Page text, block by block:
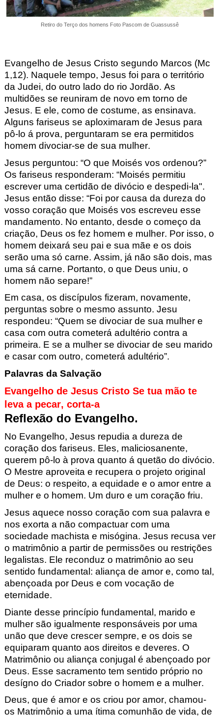
Retiro do Terço dos homens Foto Pascom de Guassussê
Evangelho de Jesus Cristo segundo Marcos (Mc
1,12). Naquele tempo, Jesus foi para o território
da Judei, do outro lado do rio Jordão. As
multidões se reuniram de novo em torno de
Jesus. E ele, como de costume, as ensinava.
Alguns fariseus se aploximaram de Jesus para
pô-lo á prova, perguntaram se era permitidos
homem divociar-se de sua mulher.
Jesus perguntou: “O que Moisés vos ordenou?”
Os fariseus responderam: “Moisés permitiu
escrever uma certidão de divócio e despedi-la".
Jesus então disse: “Foi por causa da dureza do
vosso coração que Moisés vos escreveu esse
mandamento. No entanto, desde o começo da
criação, Deus os fez homem e mulher. Por isso, o
homem deixará seu pai e sua mãe e os dois
serão uma só carne. Assim, já não são dois, mas
uma sá carne. Portanto, o que Deus uniu, o
homem não separe!”
Em casa, os discípulos fizeram, novamente,
perguntas sobre o mesmo assunto. Jesu
respondeu: “Quem se divociar de sua mulher e
casa com outra cometerá adu tério contra a
primeira. E se a mulher se divociar de seu marido
e casar com outro, cometerá adultério”.
Palavras da Salvação
Evangelho de Jesus Cristo Se tua mão te
leva a pecar, corta-a
Reflexão do Evangelho.
No Evangelho, Jesus repudia a dureza de
coração dos fariseus. Eles, maliciosanente,
querem pô-lo à prova quanto á quetão do divócio.
O Mestre aproveita e recupera o projeto original
de Deus: o respeito, a equidade e o amor entre a
mulher e o homem. Um duro e um coração friu.
Jesus aquece nosso coração com sua palavra e
nos exorta a não compactuar com uma
sociedade machista e misógina. Jesus recusa ver
o matrimônio a partir de permissões ou restrições
legalistas. Ele reconduz o matrimônio ao seu
sentido fundamental: aliança de amor e, como tal,
abençoada por Deus e com vocação de
eternidade.
Diante desse princípio fundamental, marido e
mulher são igualmente responsáveis por uma
unão que deve crescer sempre, e os dois se
equiparam quanto aos direitos e deveres. O
Matrimônio ou aliança conjugal é abençoado por
Deus. Esse sacramento tem sentido próprio no
desígno do Criador sobre o homem e a mulher.
Deus, que é amor e os criou por amor, chamou-
os Matrimônio a uma ítima comunhão de vida, de